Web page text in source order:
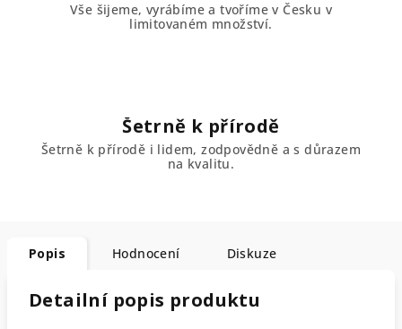
Vše šijeme, vyrábíme a tvoříme v Česku v
limitovaném množství.
Šetrně k přírodě
Šetrně k přírodě i lidem, zodpovědně a s důrazem
na kvalitu.
Popis Hodnocení Diskuze
Detailní popis produktu